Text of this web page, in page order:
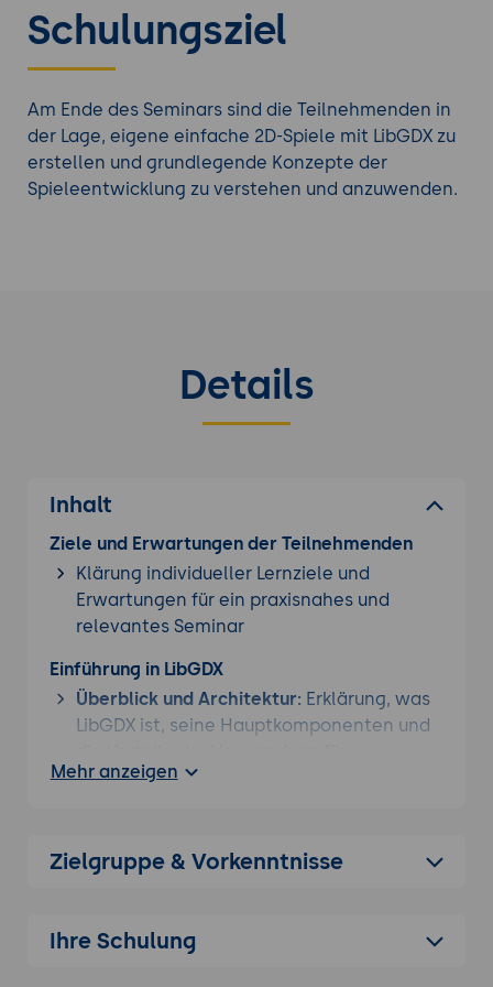
Schulungsziel
Am Ende des Seminars sind die Teilnehmenden in
der Lage, eigene einfache 2D-Spiele mit LibGDX zu
erstellen und grundlegende Konzepte der
Spieleentwicklung zu verstehen und anzuwenden.
Details
Inhalt
Ziele und Erwartungen der Teilnehmenden
Klärung individueller Lernziele und
Erwartungen für ein praxisnahes und
relevantes Seminar
Einführung in LibGDX
Überblick und Architektur: Erklärung, was
LibGDX ist, seine Hauptkomponenten und
Spieleentwicklung.
Installation und Konfiguration der
Erstellung eines ersten Projekts
Mehr anzeigen
Zielgruppe & Vorkenntnisse
Ihre Schulung